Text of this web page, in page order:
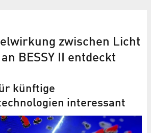
zwischen Licht
BESSY II entdeckt
künftige
interessant